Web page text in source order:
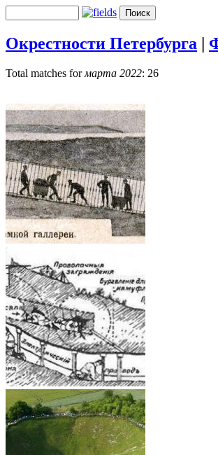
Окрестности Петербурга |
Total matches for марта 2022: 26